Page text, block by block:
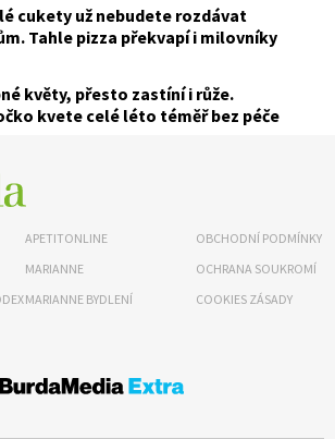
cukety už nebudete rozdávat
Tahle pizza překvapí i milovníky
květy, přesto zastíní i růže.
kvete celé léto téměř bez péče
APETITONLINE
MARIANNE
MARIANNE BYDLENÍ
OBCHODNÍ PODMÍNKY
OCHRANA SOUKROMÍ
COOKIES ZÁSADY